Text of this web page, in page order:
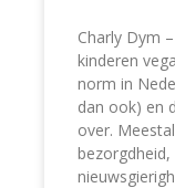
Charly Dym
kinderen
norm in
dan ook) en
over.